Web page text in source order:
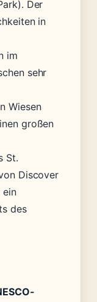
Der
in
im
sehr
Wiesen
großen
St.
Discover
ein
des